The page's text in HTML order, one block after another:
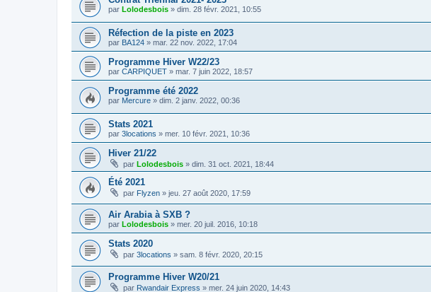
par Lolodesbois » dim. 28 févr. 2021, 10:55
Réfection de la piste en 2023
par BA124 » mar. 22 nov. 2022, 17:04
Programme Hiver W22/23
par CARPIQUET » mar. 7 juin 2022, 18:57
Programme été 2022
par Mercure » dim. 2 janv. 2022, 00:36
Stats 2021
par 3locations » mer. 10 févr. 2021, 10:36
Hiver 21/22
par Lolodesbois » dim. 31 oct. 2021, 18:44
Été 2021
par Flyzen » jeu. 27 août 2020, 17:59
Air Arabia à SXB ?
par Lolodesbois » mer. 20 juil. 2016, 10:18
Stats 2020
par 3locations » sam. 8 févr. 2020, 20:15
Programme Hiver W20/21
par Rwandair Express » mer. 24 juin 2020, 14:43